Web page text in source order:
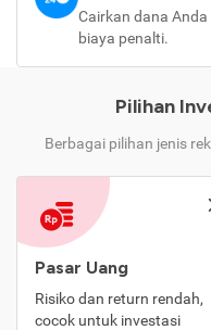
Cairkan dana
biaya penalti.
Pilihan
Berbagai pilihan jenis
Pasar Uang
Risiko dan return rendah,
cocok untuk investasi